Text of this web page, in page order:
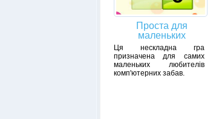
Проста для
маленьких
Ця нескладна гра
призначена для самих
маленьких любителів
комп'ютерних забав.